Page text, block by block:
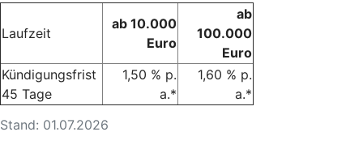
Stand: 01.07.2026
Laufzeit
ab 10.000
Euro
ab
100.000
Euro
Kündigungsfrist
45 Tage
1,50 % p.
a.*
1,60 % p.
a.*